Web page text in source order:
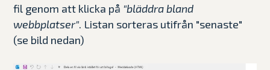
fil genom att klicka på "bläddra bland
webbplatser". Listan sorteras utifrån "senaste"
(se bild nedan)